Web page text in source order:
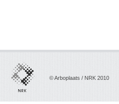
© Arboplaats / NRK 2010